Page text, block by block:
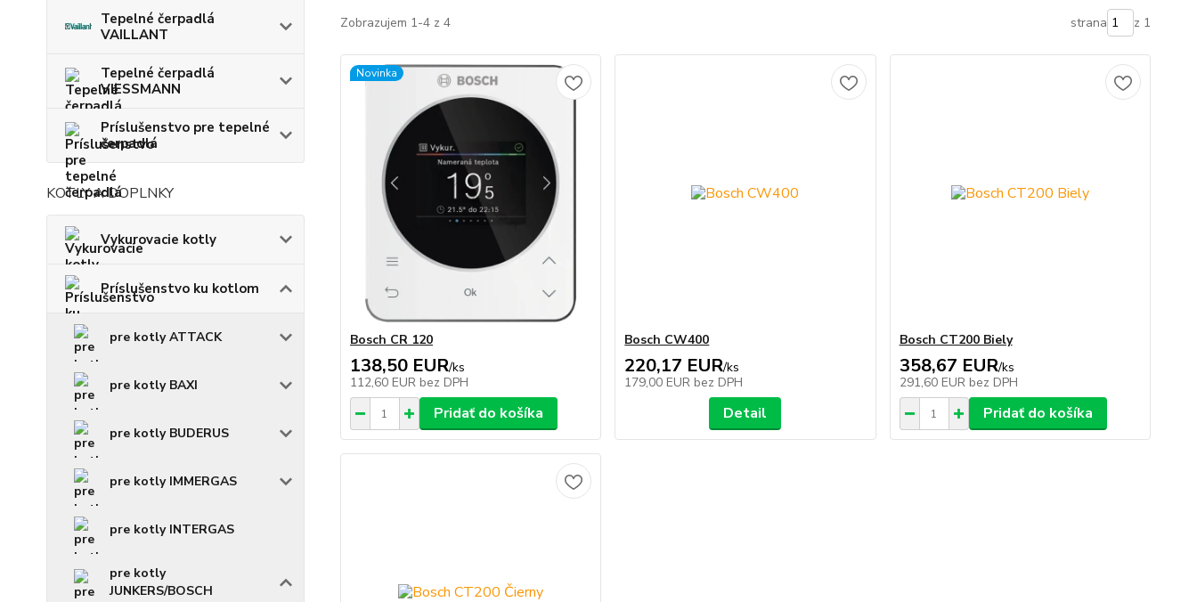
Tepelné čerpadlá
VAILLANT
Tepelné čerpadlá
VIESSMANN
Príslušenstvo pre tepelné
čerpadlá
KOTLY A DOPLNKY
Vykurovacie kotly
Príslušenstvo ku kotlom
pre kotly ATTACK
pre kotly BAXI
pre kotly BUDERUS
pre kotly IMMERGAS
pre kotly INTERGAS
pre kotly
JUNKERS/BOSCH
Zobrazujem 1-4 z 4 strana z 1
Novinka
Bosch CR 120
138,50 EUR/ks
112,60 EUR bez DPH
Pridať do košíka
Bosch CW400
220,17 EUR/ks
179,00 EUR bez DPH
Detail
Bosch CT200 Biely
358,67 EUR/ks
291,60 EUR bez DPH
Pridať do košíka